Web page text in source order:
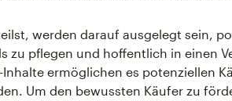
werden darauf ausgelegt sein,
zu pflegen und hoffentlich in einen
ermöglichen es potenziellen
Um den bewussten Käufer zu